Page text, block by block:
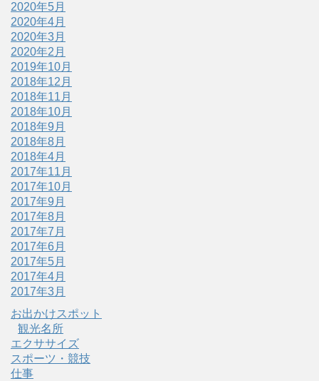
2020年5月
2020年4月
2020年3月
2020年2月
2019年10月
2018年12月
2018年11月
2018年10月
2018年9月
2018年8月
2018年4月
2017年11月
2017年10月
2017年9月
2017年8月
2017年7月
2017年6月
2017年5月
2017年4月
2017年3月
お出かけスポット
観光名所
エクササイズ
スポーツ・競技
仕事